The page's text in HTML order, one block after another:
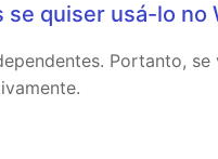
se quiser usá-lo no
Portanto,